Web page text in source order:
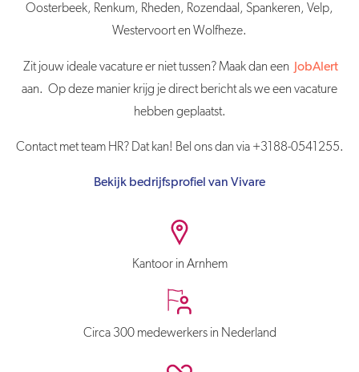
Oosterbeek, Renkum, Rheden, Rozendaal, Spankeren, Velp,
Westervoort en Wolfheze.
Zit jouw ideale vacature er niet tussen? Maak dan een
JobAlert
aan. Op deze manier krijg je direct bericht als we een vacature
hebben geplaatst.
Contact met team HR? Dat kan! Bel ons dan via +3188-0541255.
Bekijk bedrijfsprofiel van Vivare
Kantoor in Arnhem
Circa 300 medewerkers in Nederland